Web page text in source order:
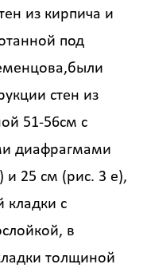
из кирпича и
под
стен из
51-56см с
диафрагмами
и 25 см (рис. 3 е),
кладки с
в
толщиной